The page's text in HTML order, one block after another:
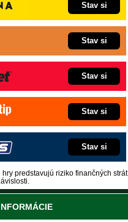
Stav si
Stav si
Stav si
Stav si
Stav si
hry predstavujú riziko finančných strát